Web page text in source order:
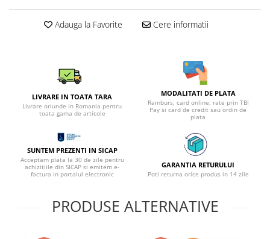
Adauga la Favorite Cere informatii
LIVRARE IN TOATA TARA
Livrare oriunde in Romania pentru
toata gama de articole
MODALITATI DE PLATA
Ramburs, card online, rate prin TBI
Pay si card de credit sau ordin de
plata
SUNTEM PREZENTI IN SICAP
Acceptam plata la 30 de zile pentru
achizitiile din SICAP si emitem e-
factura in portalul electronic
GARANTIA RETURULUI
Poti returna orice produs in 14 zile
PRODUSE ALTERNATIVE